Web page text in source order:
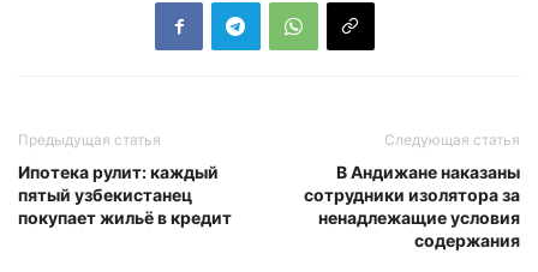
Предыдущая статья
Ипотека рулит: каждый
пятый узбекистанец
покупает жильё в кредит
Следующая статья
В Андижане наказаны
сотрудники изолятора за
ненадлежащие условия
содержания